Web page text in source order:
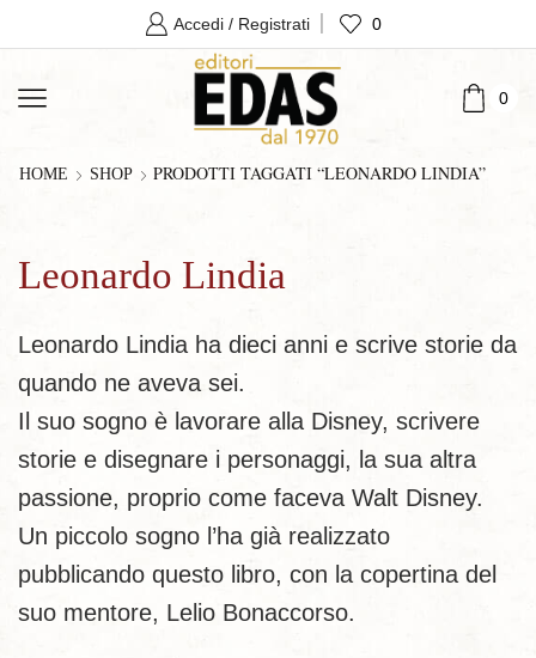
Accedi / Registrati 0
0
HOME SHOP PRODOTTI TAGGATI “LEONARDO LINDIA”
Leonardo Lindia
Leonardo Lindia ha dieci anni e scrive storie da
quando ne aveva sei.
Il suo sogno è lavorare alla Disney, scrivere
storie e disegnare i personaggi, la sua altra
passione, proprio come faceva Walt Disney.
Un piccolo sogno l’ha già realizzato
pubblicando questo libro, con la copertina del
suo mentore, Lelio Bonaccorso.